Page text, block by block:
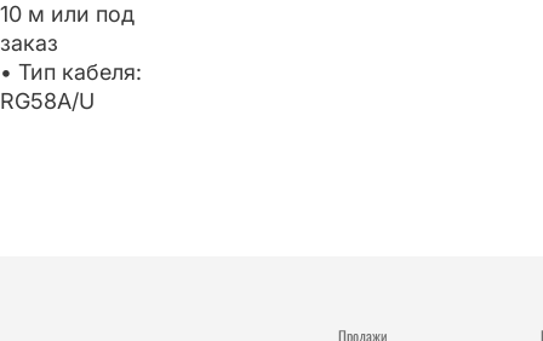
10 м или под
заказ
• Тип кабеля:
RG58A/U
Продажи